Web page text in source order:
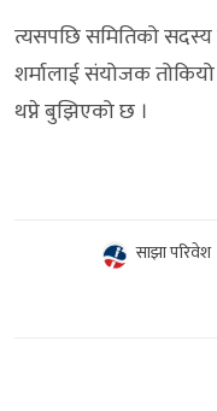
त्यसपछि समितिको सदस्य
शर्मालाई संयोजक
थप्ने बुझिएको छ ।
साझा परिवेश